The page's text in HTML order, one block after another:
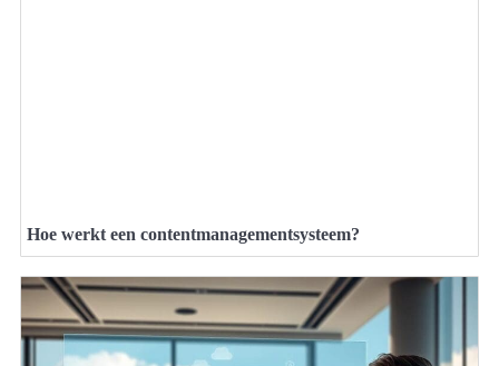
Hoe werkt een contentmanagementsysteem?